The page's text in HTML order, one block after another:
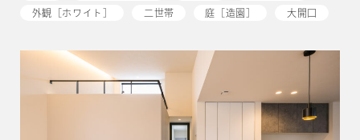
外観［ホワイト］ 二世帯 庭［造園］ 大開口